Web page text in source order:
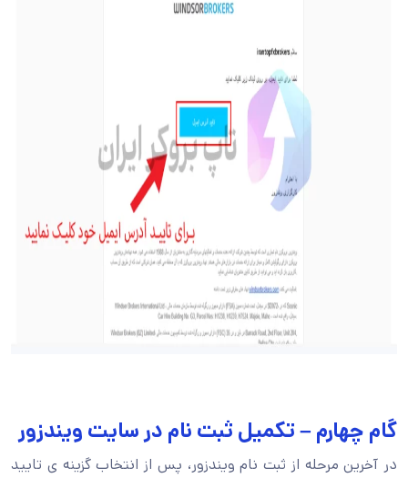
گام چهارم – تکمیل ثبت نام در سایت ویندزور
در آخرین مرحله از ثبت نام ویندزور، پس از انتخاب گزینه ی تایید